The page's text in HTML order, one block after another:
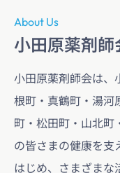
About Us
小田原薬剤師
小田原薬剤師会は
根町・真鶴町・湯河
町・松田町・山北町
の皆さまの健康を支
はじめ、さまざまな